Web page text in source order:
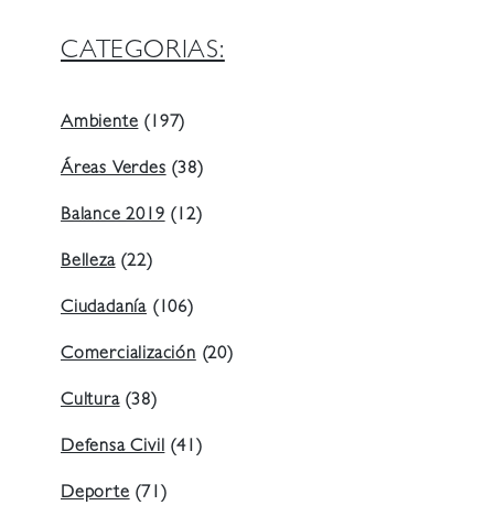
CATEGORIAS:
Ambiente(197)
Áreas Verdes(38)
Balance 2019(12)
Belleza(22)
Ciudadanía (106)
Comercialización(20)
Cultura(38)
Defensa Civil(41)
Deporte(71)